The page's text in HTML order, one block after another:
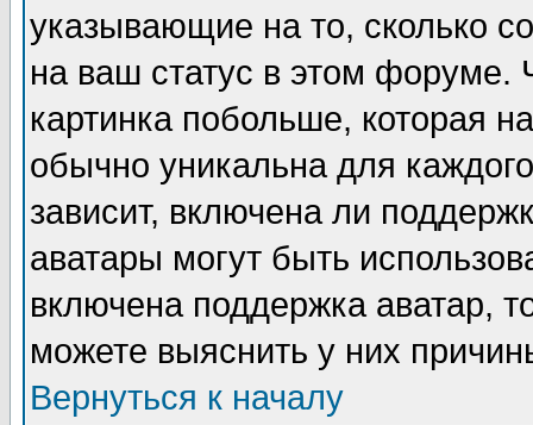
указывающие на то, сколько
на ваш статус в этом форуме.
картинка побольше, которая
обычно уникальна для
зависит, включена ли
аватары могут быть
включена поддержка аватар,
можете выяснить у них
Вернуться к началу